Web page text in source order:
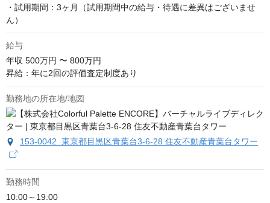
・試用期間：3ヶ月（試用期間中の給与・待遇に差異はございませ
ん）
給与
年収 500万円 〜 800万円
昇給：年に2回の評価査定制度あり
勤務地の所在地/地図
153-0042 東京都目黒区青葉台3-6-28 住友不動産青葉台タワー
勤務時間
10:00～19:00